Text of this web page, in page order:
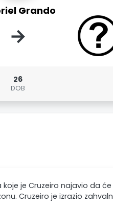
Grando
→
26
DOB
je Cruzeiro najavio da
Cruzeiro je izrazio